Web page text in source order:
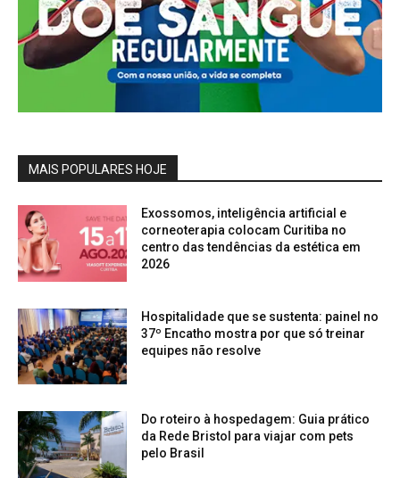
MAIS POPULARES HOJE
Exossomos, inteligência artificial e
corneoterapia colocam Curitiba no
centro das tendências da estética em
2026
Hospitalidade que se sustenta: painel no
37º Encatho mostra por que só treinar
equipes não resolve
Do roteiro à hospedagem: Guia prático
da Rede Bristol para viajar com pets
pelo Brasil